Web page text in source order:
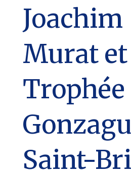
Joachim
Murat et
Trophée
Saint-